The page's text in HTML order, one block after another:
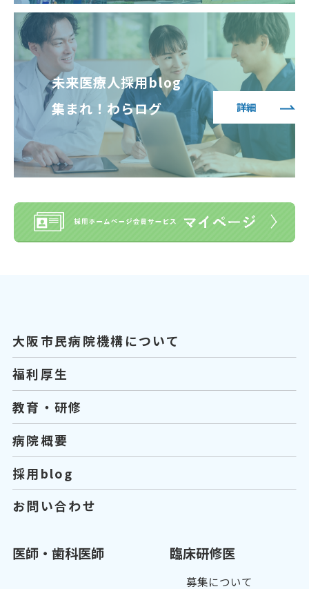
未来医療人採用blog
集まれ！わらログ
詳細
大阪市民病院機構について
福利厚生
教育・研修
病院概要
採用blog
お問い合わせ
医師・歯科医師 臨床研修医
募集について